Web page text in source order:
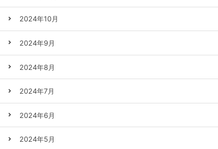
2024年10月
2024年9月
2024年8月
2024年7月
2024年6月
2024年5月